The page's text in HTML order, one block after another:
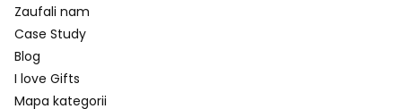
Zaufali nam
Case Study
Blog
I love Gifts
Mapa kategorii